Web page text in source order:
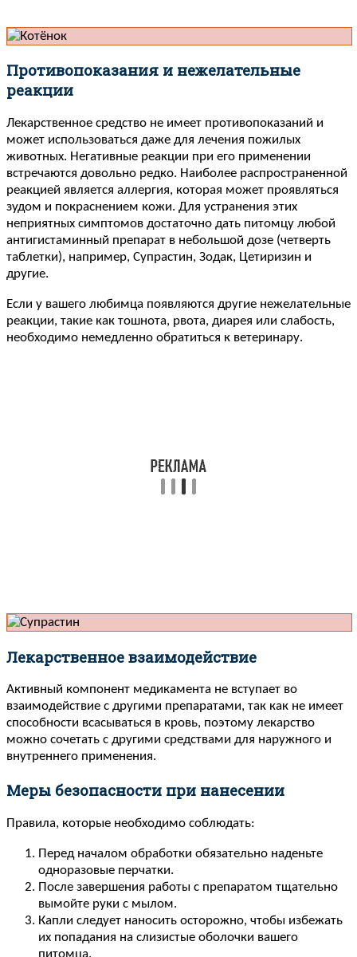
Противопоказания и нежелательные
реакции
Лекарственное средство не имеет противопоказаний и
может использоваться даже для лечения пожилых
животных. Негативные реакции при его применении
встречаются довольно редко. Наиболее распространенной
реакцией является аллергия, которая может проявляться
зудом и покраснением кожи. Для устранения этих
неприятных симптомов достаточно дать питомцу любой
антигистаминный препарат в небольшой дозе (четверть
таблетки), например, Супрастин, Зодак, Цетиризин и
другие.
Если у вашего любимца появляются другие нежелательные
реакции, такие как тошнота, рвота, диарея или слабость,
необходимо немедленно обратиться к ветеринару.
Лекарственное взаимодействие
Активный компонент медикамента не вступает во
взаимодействие с другими препаратами, так как не имеет
способности всасываться в кровь, поэтому лекарство
можно сочетать с другими средствами для наружного и
внутреннего применения.
Меры безопасности при нанесении
Правила, которые необходимо соблюдать:
Перед началом обработки обязательно наденьте
одноразовые перчатки.
После завершения работы с препаратом тщательно
вымойте руки с мылом.
Капли следует наносить осторожно, чтобы избежать
их попадания на слизистые оболочки вашего
питомца.